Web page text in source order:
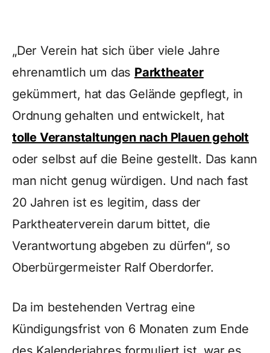
„Der Verein hat sich über viele Jahre
ehrenamtlich um das Parktheater
gekümmert, hat das Gelände gepflegt, in
Ordnung gehalten und entwickelt, hat
tolle Veranstaltungen nach Plauen geholt
oder selbst auf die Beine gestellt. Das kann
man nicht genug würdigen. Und nach fast
20 Jahren ist es legitim, dass der
Parktheaterverein darum bittet, die
Verantwortung abgeben zu dürfen“, so
Oberbürgermeister Ralf Oberdorfer.
Da im bestehenden Vertrag eine
Kündigungsfrist von 6 Monaten zum Ende